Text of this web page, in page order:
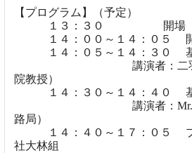
【プログラム】（予定）
１３：３０ 開場（受
１４：００～１４：０５ 開
１４：０５～１４：３０ 基
講演者：二羽 淳一郎
院教授）
１４：３０～１４：４０ 基調
講演者：Mr. Dave
路局）
１４：４０～１７：０５ プ
社大林組